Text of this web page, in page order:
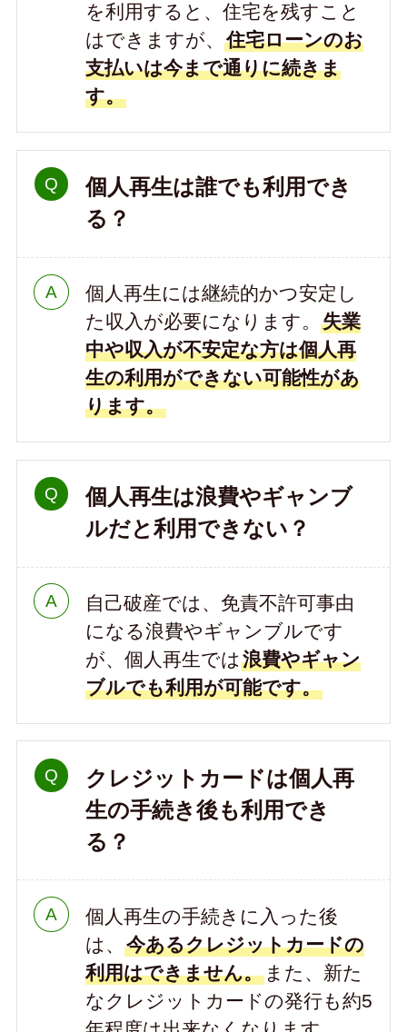
を利用すると、住宅を残すこと
はできますが、住宅ローンのお
支払いは今まで通りに続きま
す。
個人再生は誰でも利用でき
る？
個人再生には継続的かつ安定し
た収入が必要になります。失業
中や収入が不安定な方は個人再
生の利用ができない可能性があ
ります。
個人再生は浪費やギャンブ
ルだと利用できない？
自己破産では、免責不許可事由
になる浪費やギャンブルです
が、個人再生では浪費やギャン
ブルでも利用が可能です。
クレジットカードは個人再
生の手続き後も利用でき
る？
個人再生の手続きに入った後
は、今あるクレジットカードの
利用はできません。 また、新た
なクレジットカードの発行も約5